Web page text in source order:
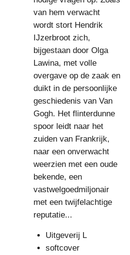
van hem verwacht
wordt stort Hendrik
IJzerbroot zich,
bijgestaan door Olga
Lawina, met volle
overgave op de zaak en
duikt in de persoonlijke
geschiedenis van Van
Gogh. Het flinterdunne
spoor leidt naar het
zuiden van Frankrijk,
naar een onverwacht
weerzien met een oude
bekende, een
vastwelgoedmiljonair
met een twijfelachtige
reputatie...
Uitgeverij L
softcover